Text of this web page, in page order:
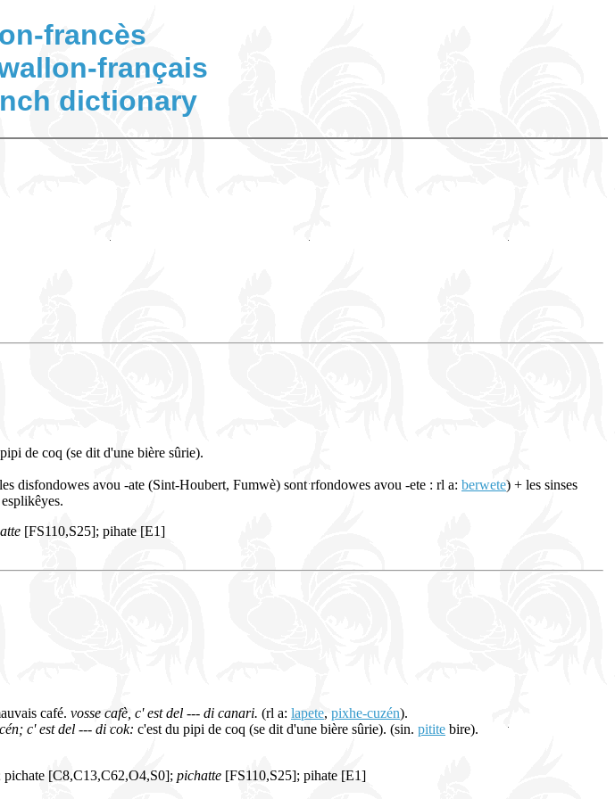
francès
français
dictionary
de coq (se dit d'une bière sûrie).
disfondowes avou -ate (Sint-Houbert, Fumwè) sont rfondowes avou -ete : rl a: berwete) + les sinses
[FS110,S25]; pihate [E1]
café. vosse cafè, c' est del --- di canari. (rl a: lapete, pixhe-cuzén).
c' est del --- di cok: c'est du pipi de coq (se dit d'une bière sûrie). (sin. pitite bire).
[C8,C13,C62,O4,S0]; pichatte [FS110,S25]; pihate [E1]